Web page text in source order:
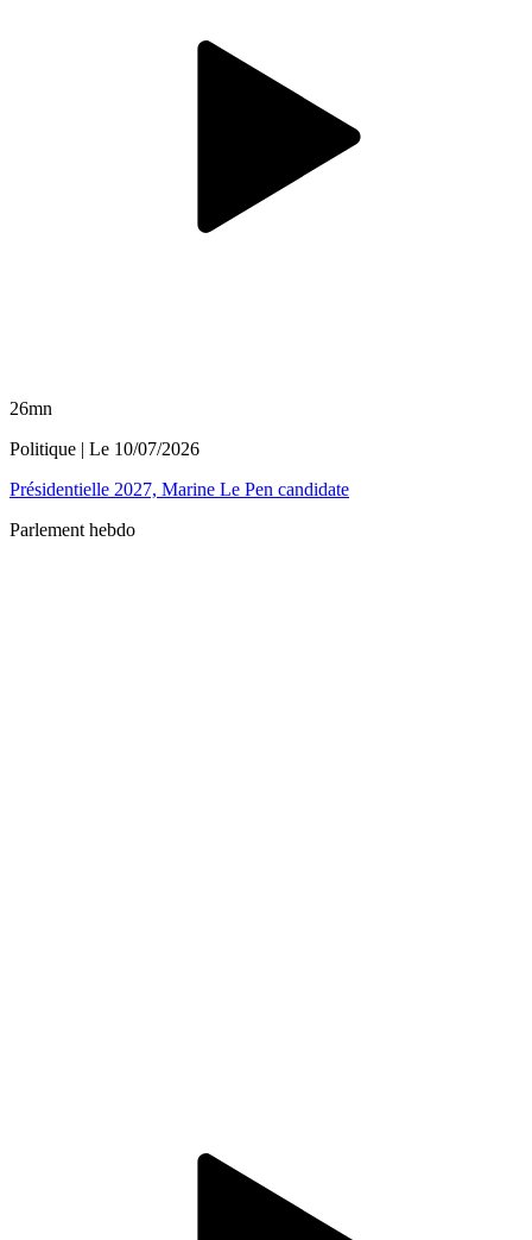
26mn
Politique | Le 10/07/2026
Présidentielle 2027, Marine Le Pen candidate
Parlement hebdo